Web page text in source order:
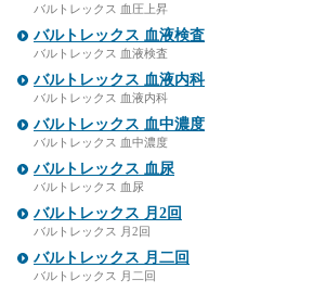
バルトレックス 血圧上昇
バルトレックス 血液検査
バルトレックス 血液検査
バルトレックス 血液内科
バルトレックス 血液内科
バルトレックス 血中濃度
バルトレックス 血中濃度
バルトレックス 血尿
バルトレックス 血尿
バルトレックス 月2回
バルトレックス 月2回
バルトレックス 月二回
バルトレックス 月二回